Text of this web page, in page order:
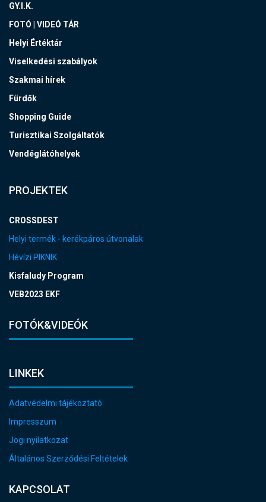
GY.I.K.
FOTÓ | VIDEÓ TÁR
Helyi Értéktár
Viselkedési szabályok
Szakmai hírek
Fürdők
Shopping Guide
Turisztikai Szolgáltatók
Vendéglátóhelyek
PROJEKTEK
CROSSDEST
Helyi termék - kerékpáros útvonalak
Hévízi PIKNIK
Kisfaludy Program
VEB2023 EKF
FOTÓK&VIDEÓK
LINKEK
Adatvédelmi tájékoztató
Impresszum
Jogi nyilatkozat
Általános Szerződési Feltételek
KAPCSOLAT